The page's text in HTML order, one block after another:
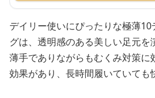
デイリー使いにぴったりな極薄
グは、透明感のある美しい足元を
薄手でありながらもむくみ対策に
効果があり、長時間履いていても